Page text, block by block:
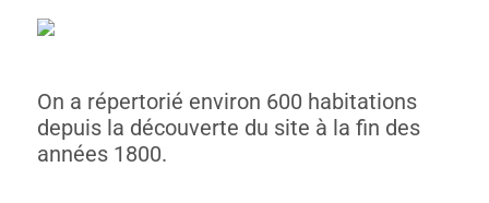
On a répertorié environ 600 habitations
depuis la découverte du site à la fin des
années 1800.